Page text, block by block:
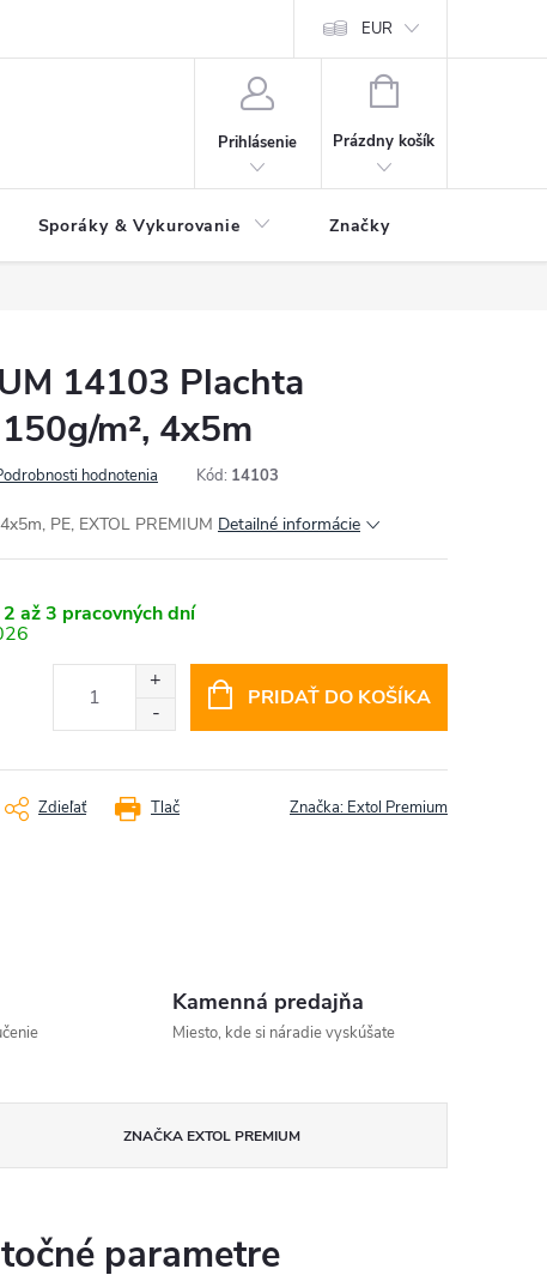
Reklamačný formulár
EUR
Prihlásenie
NÁKUPNÝ
Prázdny košík
Sporáky & Vykurovanie Značky
14103 Plachta
m², 4x5m
hodnotenia Kód: 14103
PE, EXTOL PREMIUM Detailné informácie
až 3 pracovných dní
PRIDAŤ DO KOŠÍKA
Tlač
Zdieľať Značka: Extol Premium
Kamenná predajňa
Miesto, kde si náradie vyskúšate
ZNAČKA EXTOL PREMIUM
parametre